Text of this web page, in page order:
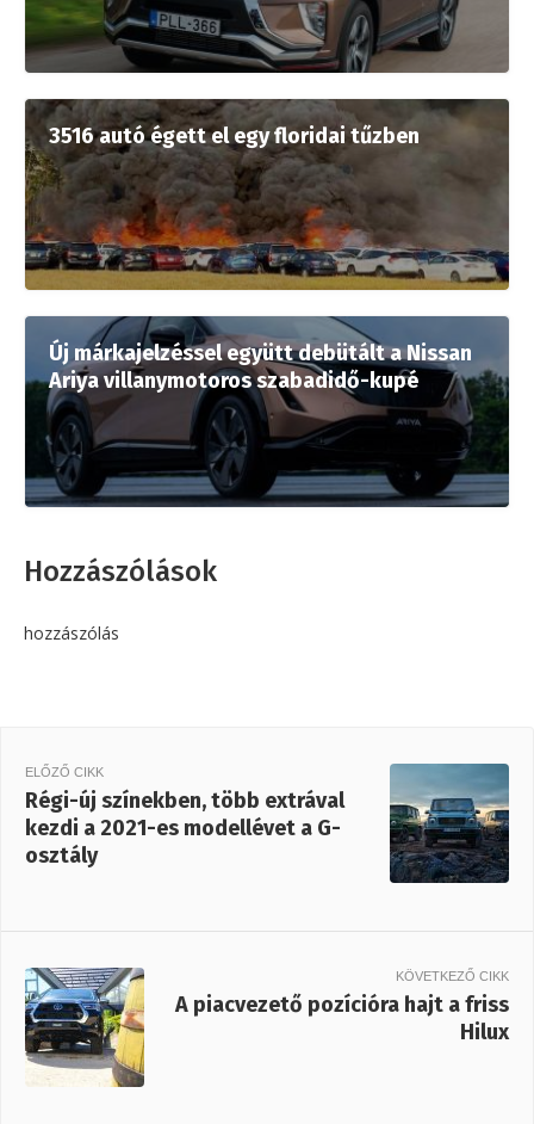
3516 autó égett el egy floridai tűzben
Új márkajelzéssel együtt debütált a Nissan
Ariya villanymotoros szabadidő-kupé
Hozzászólások
hozzászólás
ELŐZŐ CIKK
Régi-új színekben, több extrával
kezdi a 2021-es modellévet a G-
osztály
KÖVETKEZŐ CIKK
A piacvezető pozícióra hajt a friss
Hilux